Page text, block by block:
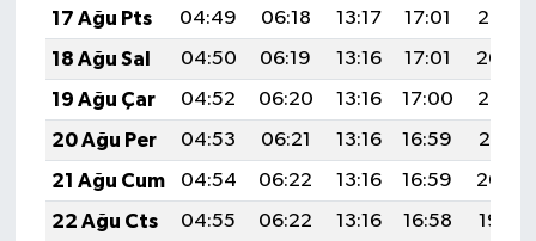
17 Ağu Pts
04:49 06:18 13:17 17:01
20:05
18 Ağu Sal
04:50 06:19 13:16 17:01
20:04
19 Ağu Çar
04:52 06:20 13:16 17:00
20:03
20 Ağu Per
04:53 06:21 13:16 16:59
20:01
21 Ağu Cum
04:54 06:22 13:16 16:59
20:00
22 Ağu Cts
04:55 06:22 13:16 16:58
19:59